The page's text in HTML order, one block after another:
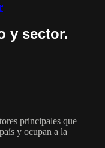
y sector.
principales que
y ocupan a la